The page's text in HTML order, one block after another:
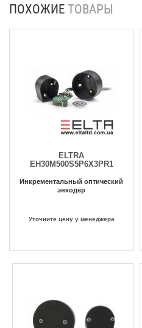
ПОХОЖИЕ ТОВАРЫ
ELTRA
EH30M500S5P6X3PR1
Инкрементальный оптический
энкодер
Уточните цену у менеджера